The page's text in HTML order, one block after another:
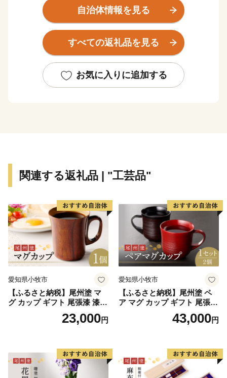
と調和のとれた産業構造となっています。
自治体情報を見る
すべての返礼品を見る
お気に入りに追加する
関連する返礼品 | "工芸品"
愛知県小牧市
【ふるさと納税】尾州塗 マ
グ カップ ギフト 尾張漆 漆
漆器 漆器工芸 工芸品 芸術性
実用性 抗菌性 美味しく安全
ウイルス効果 お取り寄せ 愛
知県 小牧市 送料無料
23,000円
愛知県小牧市
【ふるさと納税】尾州塗 ペ
ア マグ カップ ギフト 尾張漆
漆 漆器 漆器工芸 工芸品 芸術
性 実用性 抗菌性 美味しく安
抗ウイルス効果 お取り寄せ
愛知県 小牧市 送料無料
43,000円